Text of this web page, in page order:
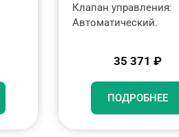
Клапан управления:
Автоматический.
35 371 ₽
ПОДРОБНЕЕ